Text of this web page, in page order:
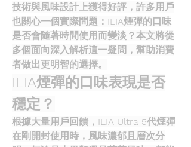
技術與風味設計上獲得好評，許多用戶
也關心一個實際問題：ILIA煙彈的口味
是否會隨著時間使用而變淡？本文將從
多個面向深入解析這一疑問，幫助消費
者做出更明智的選擇。
ILIA煙彈的口味表現是否
穩定？
根據大量用戶回饋，ILIA Ultra 5代煙彈
在剛開封使用時，風味濃郁且層次分